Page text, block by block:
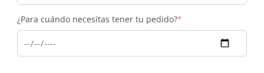
¿Para cuándo necesitas tener tu pedido?*(required)